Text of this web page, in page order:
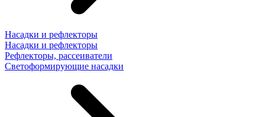
Насадки и рефлекторы
Насадки и рефлекторы
Рефлекторы, рассеиватели
Светоформирующие насадки